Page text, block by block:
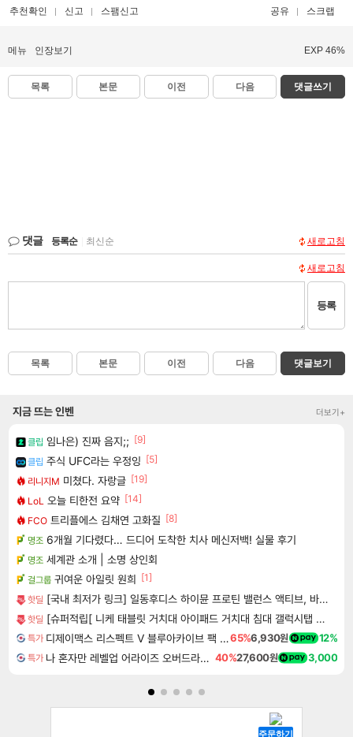
추천확인 신고 스팸신고 공유 스크랩
메뉴 인장보기 EXP 46%
목록 본문 이전 다음 댓글쓰기
댓글 등록순 최신순 새로고침
새로고침
등록
목록 본문 이전 다음 댓글보기
지금 뜨는 인벤 더보기+
클립 임나은) 진짜 음지;; [9]
클립 주식 UFC라는 우정잉 [5]
리니지M 미쳤다. 자랑글 [19]
LoL 오늘 티한전 요약 [14]
FCO 트리플에스 김채연 고화질 [8]
명조 6개월 기다렸다… 드디어 도착한 치사 메신저백! 실물 후기
명조 세계관 소개 | 소명 상인회
걸그룹 귀여운 아일릿 원희 [1]
핫딜 [국내 최저가 링크] 일동후디스 하이뮨 프로틴 밸런스 액티브, 바닐라봉봉 제로, 250ml, 18개
핫딜 [슈퍼적립[ 니케 태블릿 거치대 아이패드 거치대 침대 갤럭시탭 패드 The Comfy
특가 디제이맥스 리스펙트 V 블루아카이브 팩 DJMAX RESPECT V Blue Archive Pack DLC65%6,930원 12%
특가 나 혼자만 레벨업 어라이즈 오버드라이브 Solo Leveling Arise 40%27,600원 3,000